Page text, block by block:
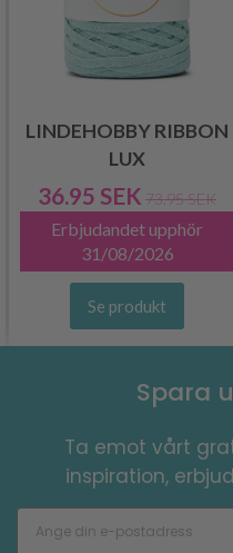
LINDEHOBBY RIBBON
LUX
36.95 SEK 73.95 SEK
Erbjudandet upphör
31/08/2026
Se produkt
Spara
Ta emot vårt
inspiration,